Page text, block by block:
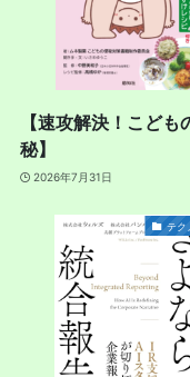
【速攻解決！こども
秘】
2026年7月31日
テク